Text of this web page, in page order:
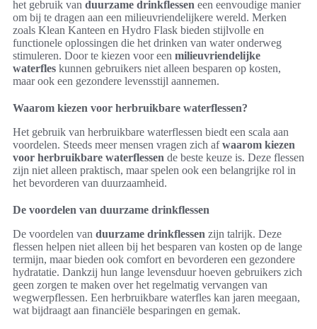
het gebruik van duurzame drinkflessen een eenvoudige manier
om bij te dragen aan een milieuvriendelijkere wereld. Merken
zoals Klean Kanteen en Hydro Flask bieden stijlvolle en
functionele oplossingen die het drinken van water onderweg
stimuleren. Door te kiezen voor een milieuvriendelijke
waterfles kunnen gebruikers niet alleen besparen op kosten,
maar ook een gezondere levensstijl aannemen.
Waarom kiezen voor herbruikbare waterflessen?
Het gebruik van herbruikbare waterflessen biedt een scala aan
voordelen. Steeds meer mensen vragen zich afwaarom kiezen
voor herbruikbare waterflessen de beste keuze is. Deze flessen
zijn niet alleen praktisch, maar spelen ook een belangrijke rol in
het bevorderen van duurzaamheid.
De voordelen van duurzame drinkflessen
De voordelen van duurzame drinkflessen zijn talrijk. Deze
flessen helpen niet alleen bij het besparen van kosten op de lange
termijn, maar bieden ook comfort en bevorderen een gezondere
hydratatie. Dankzij hun lange levensduur hoeven gebruikers zich
geen zorgen te maken over het regelmatig vervangen van
wegwerpflessen. Een herbruikbare waterfles kan jaren meegaan,
wat bijdraagt aan financiële besparingen en gemak.